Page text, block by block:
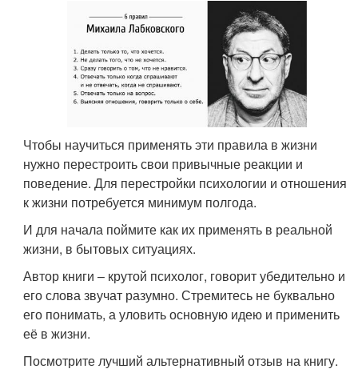
Чтобы научиться применять эти правила в жизни
нужно перестроить свои привычные реакции и
поведение. Для перестройки психологии и отношения
к жизни потребуется минимум полгода.
И для начала поймите как их применять в реальной
жизни, в бытовых ситуациях.
Автор книги – крутой психолог, говорит убедительно и
его слова звучат разумно. Стремитесь не буквально
его понимать, а уловить основную идею и применить
её в жизни.
Посмотрите лучший альтернативный отзыв на книгу.